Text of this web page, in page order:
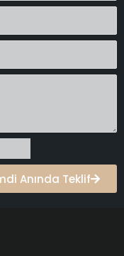
Anında Teklif